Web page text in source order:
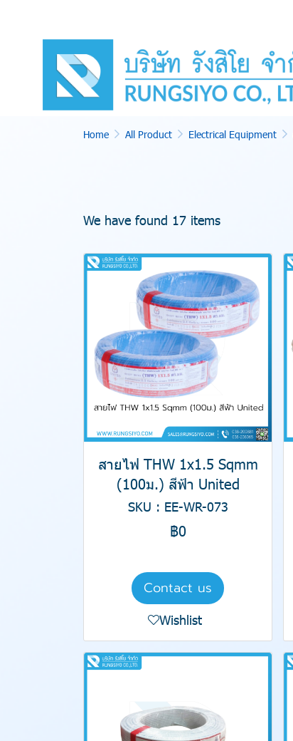
Home All Product Electrical Equipment
We have found 17 items
สายไฟ THW 1x1.5 Sqmm
(100ม.) สีฟ้า United
SKU : EE-WR-073
฿0
Contact us
Wishlist